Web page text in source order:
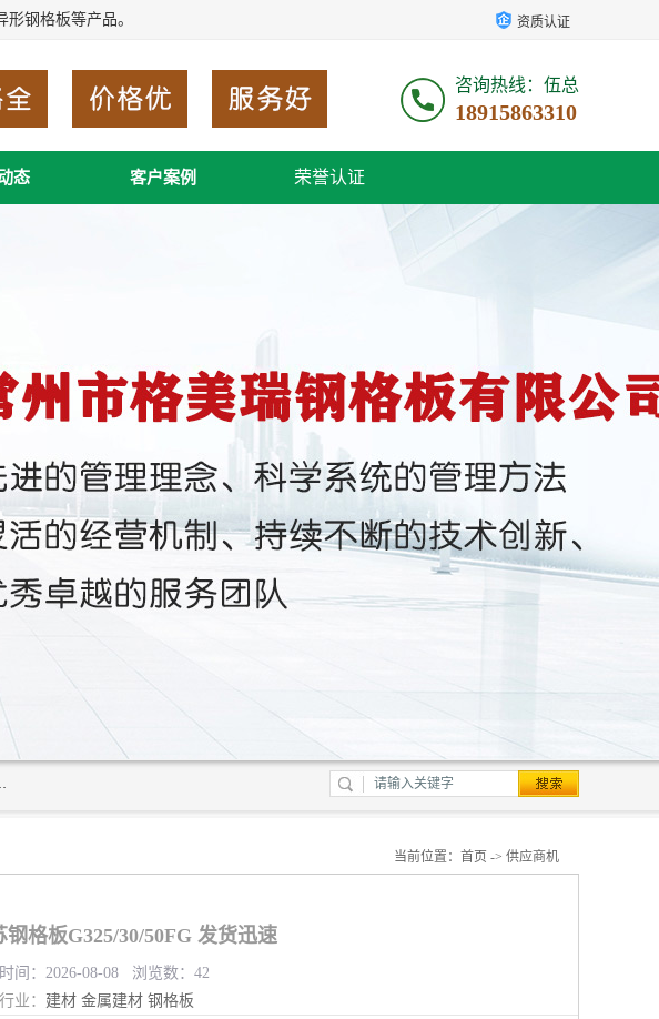
钢格板等产品。 资质认证
咨询热线：伍总
18915863310
态 客户案例 荣誉认证
板、平台钢格板、异形钢格板等产品。
当前位置： 首页 -> 供应商机
钢格板G325/30/50FG 发货迅速
间：2026-08-08 浏览数：42
业： 建材 金属建材 钢格板